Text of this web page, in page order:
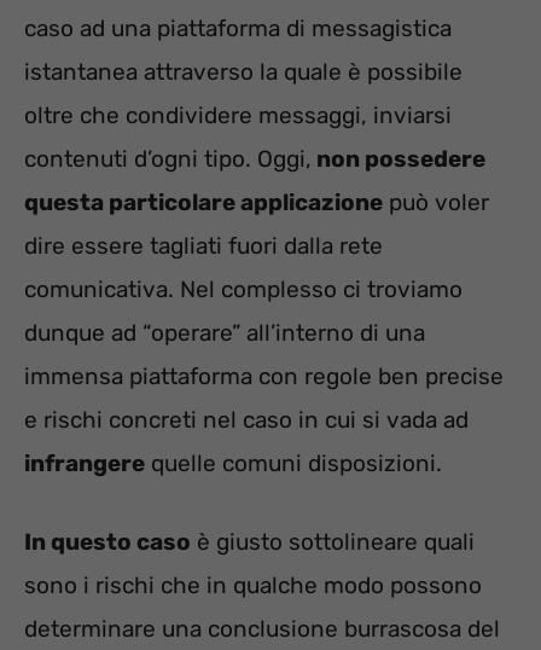
caso ad una piattaforma di messagistica
istantanea attraverso la quale è possibile
oltre che condividere messaggi, inviarsi
contenuti d’ogni tipo. Oggi, non possedere
questa particolare applicazione può voler
dire essere tagliati fuori dalla rete
comunicativa. Nel complesso ci troviamo
dunque ad “operare” all’interno di una
immensa piattaforma con regole ben precise
e rischi concreti nel caso in cui si vada ad
infrangere quelle comuni disposizioni.
In questo caso è giusto sottolineare quali
sono i rischi che in qualche modo possono
determinare una conclusione burrascosa del